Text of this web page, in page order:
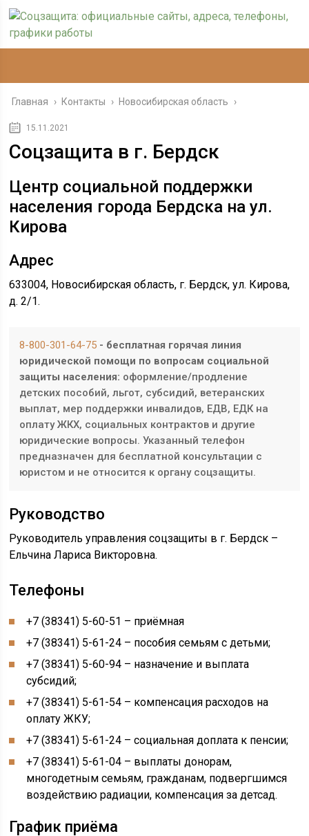
Главная › Контакты › Новосибирская область ›
15.11.2021
Соцзащита в г. Бердск
Центр социальной поддержки
населения города Бердска на ул.
Кирова
Адрес
633004, Новосибирская область, г. Бердск, ул. Кирова,
д. 2/1.
8-800-301-64-75 - бесплатная горячая линия
юридической помощи по вопросам социальной
защиты населения: оформление/продление
детских пособий, льгот, субсидий, ветеранских
выплат, мер поддержки инвалидов, ЕДВ, ЕДК на
оплату ЖКХ, социальных контрактов и другие
юридические вопросы. Указанный телефон
предназначен для бесплатной консультации с
юристом и не относится к органу соцзащиты.
Руководство
Руководитель управления соцзащиты в г. Бердск –
Ельчина Лариса Викторовна.
Телефоны
+7 (38341) 5-60-51 – приёмная
+7 (38341) 5-61-24 – пособия семьям с детьми;
+7 (38341) 5-60-94 – назначение и выплата
субсидий;
+7 (38341) 5-61-54 – компенсация расходов на
оплату ЖКУ;
+7 (38341) 5-61-24 – социальная доплата к пенсии;
+7 (38341) 5-61-04 – выплаты донорам,
многодетным семьям, гражданам, подвергшимся
воздействию радиации, компенсация за детсад.
График приёма